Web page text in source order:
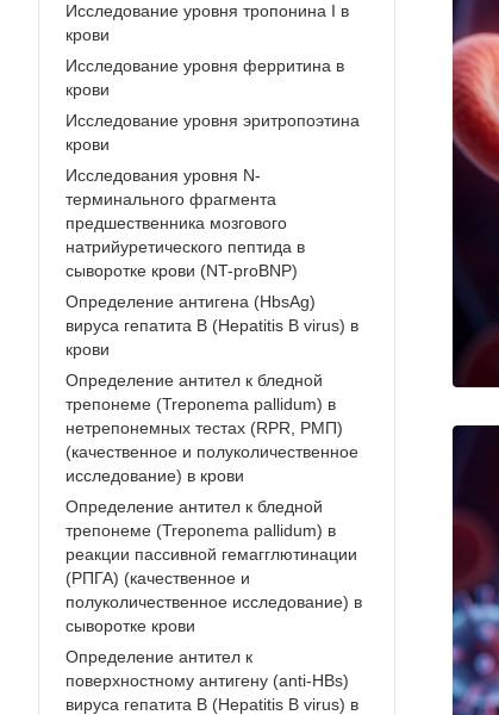
Исследование уровня тропонина I в
крови
Исследование уровня ферритина в
крови
Исследование уровня эритропоэтина
крови
Исследования уровня N-
терминального фрагмента
предшественника мозгового
натрийуретического пептида в
сыворотке крови (NT-proBNP)
Определение антигена (HbsAg)
вируса гепатита В (Hepatitis В virus) в
крови
Определение антител к бледной
трепонеме (Treponema pallidum) в
нетрепонемных тестах (RPR, РМП)
(качественное и полуколичественное
исследование) в крови
Определение антител к бледной
трепонеме (Treponema pallidum) в
реакции пассивной гемагглютинации
(РПГА) (качественное и
полуколичественное исследование) в
сыворотке крови
Определение антител к
поверхностному антигену (anti-HBs)
вируса гепатита В (Hepatitis В virus) в